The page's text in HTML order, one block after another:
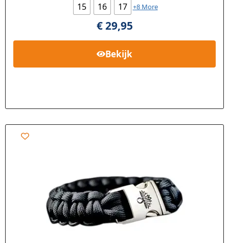
15 16 17 +8 More
€29,95
Bekijk